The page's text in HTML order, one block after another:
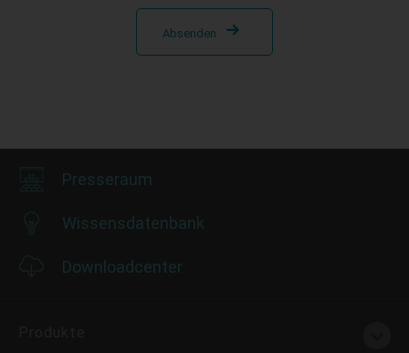
Absenden
Presseraum
Wissensdatenbank
Downloadcenter